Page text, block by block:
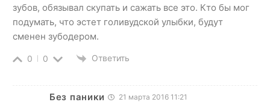
зубов, обязывал скупать и сажать все это. Кто бы мог
подумать, что эстет голивудской улыбки, будут
сменен зубодером.
0 0 Ответить
Без паники 21 марта 2016 11:21